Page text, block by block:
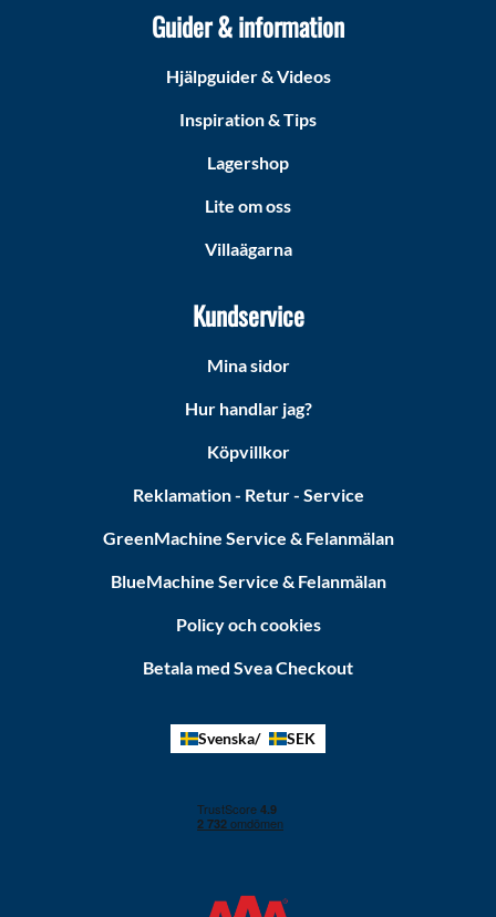
Guider & information
Hjälpguider & Videos
Inspiration & Tips
Lagershop
Lite om oss
Villaägarna
Kundservice
Mina sidor
Hur handlar jag?
Köpvillkor
Reklamation - Retur - Service
GreenMachine Service & Felanmälan
BlueMachine Service & Felanmälan
Policy och cookies
Betala med Svea Checkout
Svenska SEK